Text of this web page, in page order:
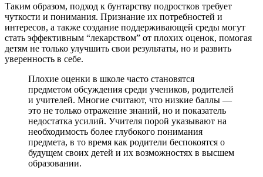
Таким образом, подход к бунтарству подростков требует
чуткости и понимания. Признание их потребностей и
интересов, а также создание поддерживающей среды могут
стать эффективным “лекарством” от плохих оценок, помогая
детям не только улучшить свои результаты, но и развить
уверенность в себе.
Плохие оценки в школе часто становятся
предметом обсуждения среди учеников, родителей
и учителей. Многие считают, что низкие баллы —
это не только отражение знаний, но и показатель
недостатка усилий. Учителя порой указывают на
необходимость более глубокого понимания
предмета, в то время как родители беспокоятся о
будущем своих детей и их возможностях в высшем
образовании.